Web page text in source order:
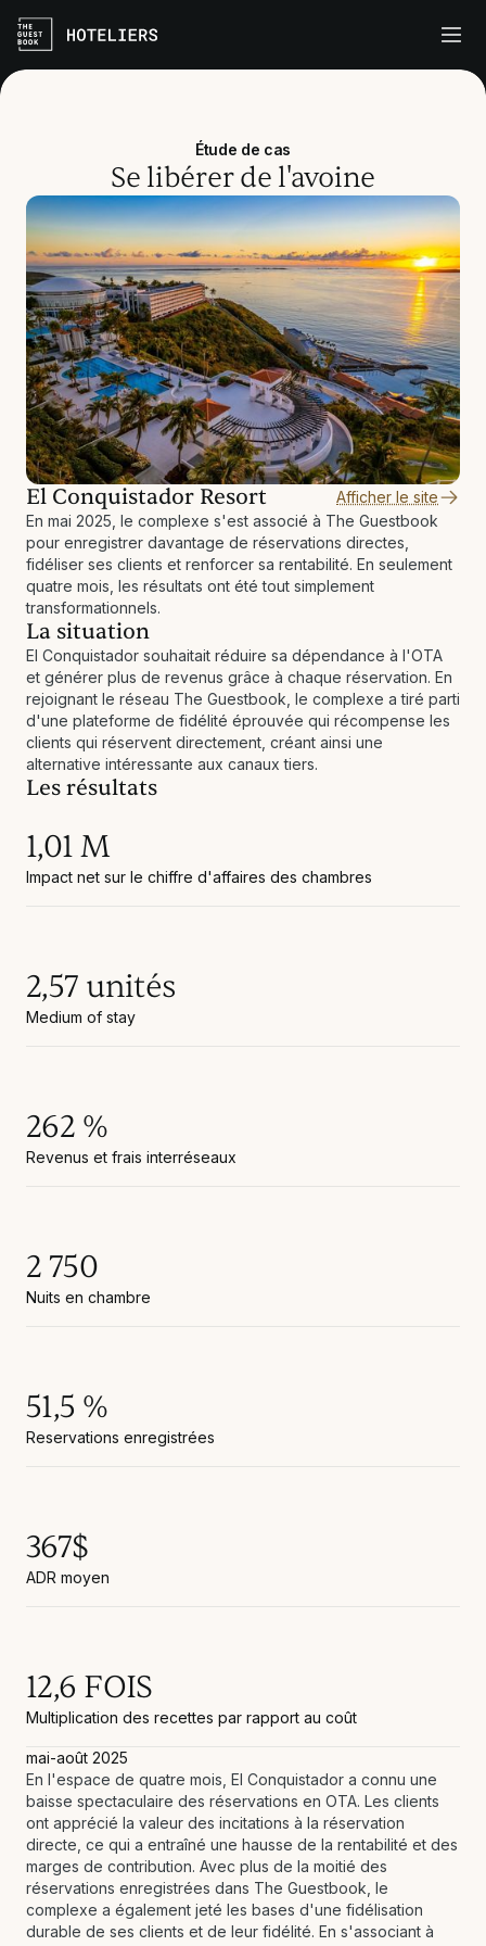
Étude de cas
Se libérer de l'avoine
El Conquistador Resort
Afficher le site
En mai 2025, le complexe s'est associé à The Guestbook
pour enregistrer davantage de réservations directes,
fidéliser ses clients et renforcer sa rentabilité. En seulement
quatre mois, les résultats ont été tout simplement
transformationnels.
La situation
El Conquistador souhaitait réduire sa dépendance à l'OTA
et générer plus de revenus grâce à chaque réservation. En
rejoignant le réseau The Guestbook, le complexe a tiré parti
d'une plateforme de fidélité éprouvée qui récompense les
clients qui réservent directement, créant ainsi une
alternative intéressante aux canaux tiers.
Les résultats
1,01 M
Impact net sur le chiffre d'affaires des chambres
2,57 unités
Medium of stay
262 %
Revenus et frais interréseaux
2 750
Nuits en chambre
51,5 %
Reservations enregistrées
367$
ADR moyen
12,6 FOIS
Multiplication des recettes par rapport au coût
mai-août 2025
En l'espace de quatre mois, El Conquistador a connu une
baisse spectaculaire des réservations en OTA. Les clients
ont apprécié la valeur des incitations à la réservation
directe, ce qui a entraîné une hausse de la rentabilité et des
marges de contribution. Avec plus de la moitié des
réservations enregistrées dans The Guestbook, le
complexe a également jeté les bases d'une fidélisation
durable de ses clients et de leur fidélité. En s'associant à